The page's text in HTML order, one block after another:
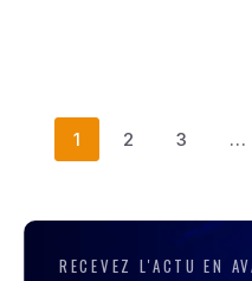
1 2 3 …
RECEVEZ L'ACTU EN